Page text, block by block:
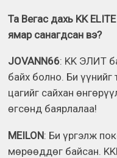
Та Вегас дахь KK
ямар санагдсан вэ?
JOVANN66: KK ЭЛИТ
байх болно. Би
цагийг сайхан
өгсөнд баярлалаа!
MEILON: Би үргэлж
мөрөөддөг байсан.